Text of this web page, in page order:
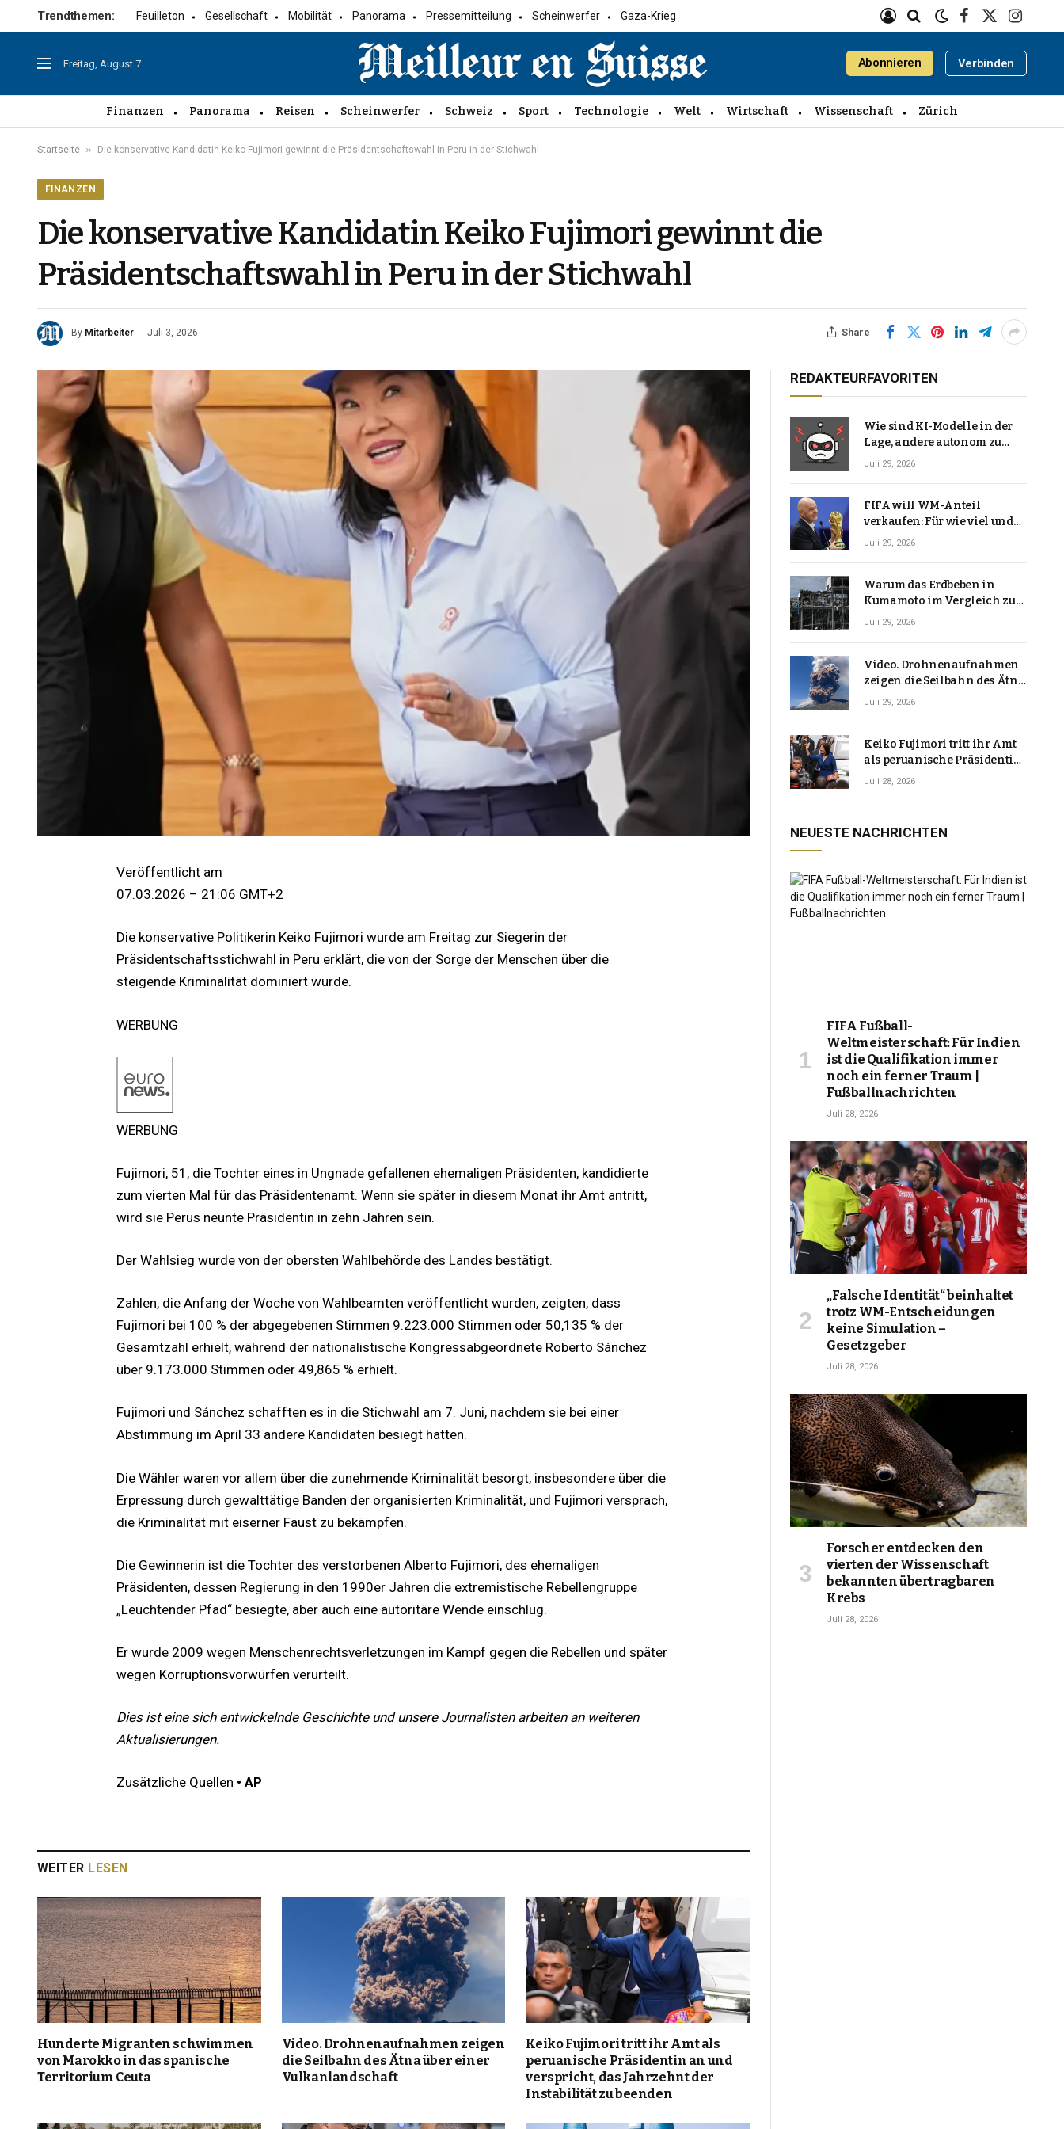
Trendthemen: Feuilleton Gesellschaft Mobilität Panorama Pressemitteilung Scheinwerfer Gaza-Krieg
Facebook
X
Freitag, August 7 Abonnieren Verbinden
Finanzen Panorama Reisen Scheinwerfer Schweiz Sport Technologie Welt Wirtschaft Wissenschaft Zürich
Startseite » Die konservative Kandidatin Keiko Fujimori gewinnt die Präsidentschaftswahl in Peru in der Stichwahl
FINANZEN
Die konservative Kandidatin Keiko Fujimori gewinnt die
Präsidentschaftswahl in Peru in der Stichwahl
By Mitarbeiter Juli 3, 2026 Share
Veröffentlicht am
07.03.2026 – 21:06 GMT+2
Die konservative Politikerin Keiko Fujimori wurde am Freitag zur Siegerin der
Präsidentschaftsstichwahl in Peru erklärt, die von der Sorge der Menschen über die
steigende Kriminalität dominiert wurde.
WERBUNG
WERBUNG
Fujimori, 51, die Tochter eines in Ungnade gefallenen ehemaligen Präsidenten, kandidierte
zum vierten Mal für das Präsidentenamt. Wenn sie später in diesem Monat ihr Amt antritt,
wird sie Perus neunte Präsidentin in zehn Jahren sein.
Der Wahlsieg wurde von der obersten Wahlbehörde des Landes bestätigt.
Zahlen, die Anfang der Woche von Wahlbeamten veröffentlicht wurden, zeigten, dass
Fujimori bei 100 % der abgegebenen Stimmen 9.223.000 Stimmen oder 50,135 % der
Gesamtzahl erhielt, während der nationalistische Kongressabgeordnete Roberto Sánchez
über 9.173.000 Stimmen oder 49,865 % erhielt.
Fujimori und Sánchez schafften es in die Stichwahl am 7. Juni, nachdem sie bei einer
Abstimmung im April 33 andere Kandidaten besiegt hatten.
Die Wähler waren vor allem über die zunehmende Kriminalität besorgt, insbesondere über die
Erpressung durch gewalttätige Banden der organisierten Kriminalität, und Fujimori versprach,
die Kriminalität mit eiserner Faust zu bekämpfen.
Die Gewinnerin ist die Tochter des verstorbenen Alberto Fujimori, des ehemaligen
Präsidenten, dessen Regierung in den 1990er Jahren die extremistische Rebellengruppe
„Leuchtender Pfad“ besiegte, aber auch eine autoritäre Wende einschlug.
Er wurde 2009 wegen Menschenrechtsverletzungen im Kampf gegen die Rebellen und später
wegen Korruptionsvorwürfen verurteilt.
Dies ist eine sich entwickelnde Geschichte und unsere Journalisten arbeiten an weiteren
Aktualisierungen.
Zusätzliche Quellen • AP
WEITER LESEN
Hunderte Migranten schwimmen
von Marokko in das spanische
Territorium Ceuta
Video. Drohnenaufnahmen zeigen
die Seilbahn des Ätna über einer
Vulkanlandschaft
Keiko Fujimori tritt ihr Amt als
peruanische Präsidentin an und
verspricht, das Jahrzehnt der
Instabilität zu beenden
REDAKTEURFAVORITEN
Wie sind KI-Modelle in der
Lage, andere autonom zu
hacken? | Technologie-News
Juli 29, 2026
FIFA will WM-Anteil
verkaufen: Für wie viel und
warum macht Gianni
Juli 29, 2026
Warum das Erdbeben in
Kumamoto im Vergleich zu
den meisten Erdbeben, die
Juli 29, 2026
Video. Drohnenaufnahmen
zeigen die Seilbahn des Ätna
über einer Vulkanlandschaft
Juli 29, 2026
Keiko Fujimori tritt ihr Amt
als peruanische Präsidentin
an und verspricht, das
Juli 28, 2026
NEUESTE NACHRICHTEN
FIFA Fußball-
Weltmeisterschaft: Für Indien
ist die Qualifikation immer
noch ein ferner Traum |
Fußballnachrichten
Juli 28, 2026
„Falsche Identität“ beinhaltet
trotz WM-Entscheidungen
keine Simulation –
Gesetzgeber
Juli 28, 2026
Forscher entdecken den
vierten der Wissenschaft
bekannten übertragbaren
Krebs
Juli 28, 2026